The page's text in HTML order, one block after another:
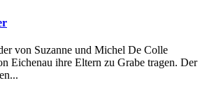
von Suzanne und Michel De Colle
Eichenau ihre Eltern zu Grabe tragen. Der